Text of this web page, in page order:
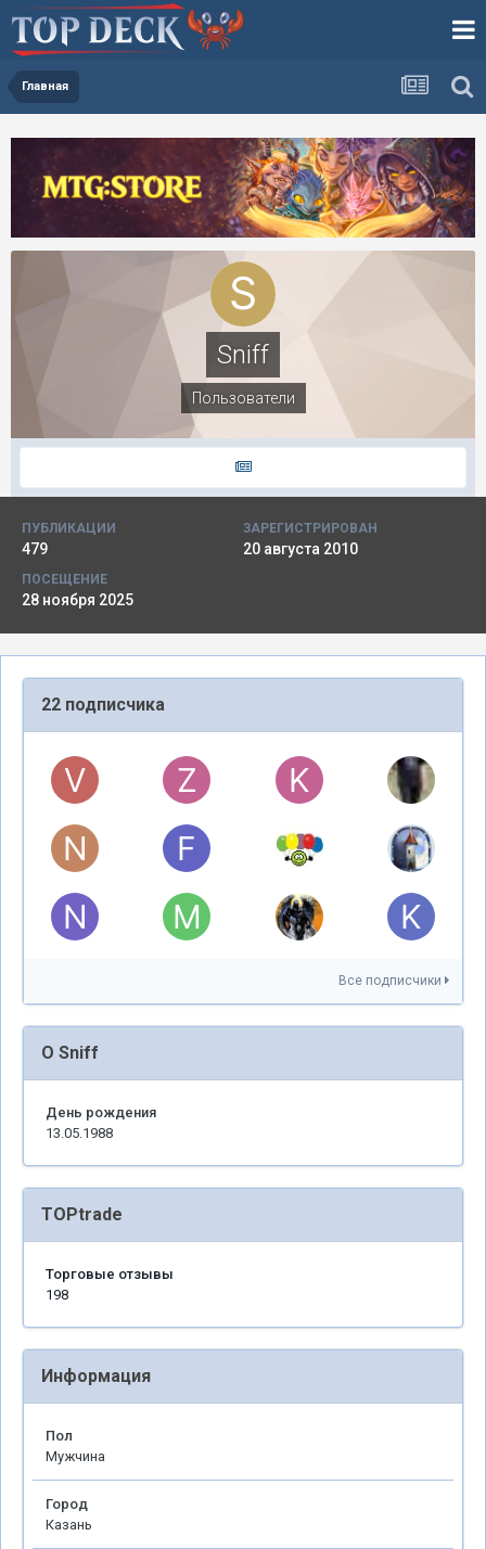
Главная
Sniff
Пользователи
ПУБЛИКАЦИИ
479
ЗАРЕГИСТРИРОВАН
20 августа 2010
ПОСЕЩЕНИЕ
28 ноября 2025
22 подписчика
Все подписчики
О Sniff
День рождения
13.05.1988
TOPtrade
Торговые отзывы
198
Информация
Пол
Мужчина
Город
Казань